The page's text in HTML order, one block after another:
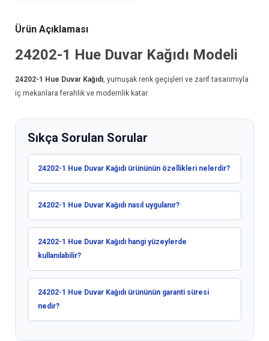
Ürün Açıklaması
24202-1 Hue Duvar Kağıdı Modeli
24202-1 Hue Duvar Kağıdı , yumuşak renk geçişleri ve zarif tasarımıyla
iç mekanlara ferahlık ve modernlik katar.
Sıkça Sorulan Sorular
24202-1 Hue Duvar Kağıdı ürününün özellikleri nelerdir?
24202-1 Hue Duvar Kağıdı nasıl uygulanır?
24202-1 Hue Duvar Kağıdı hangi yüzeylerde
kullanılabilir?
24202-1 Hue Duvar Kağıdı ürününün garanti süresi
nedir?